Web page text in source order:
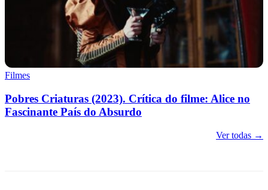
Filmes
Pobres Criaturas (2023). Crítica do filme: Alice no
Fascinante País do Absurdo
Ver todas →